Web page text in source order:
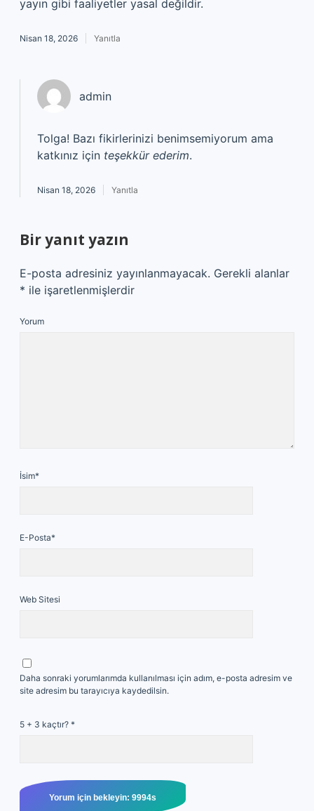
yayın gibi faaliyetler yasal değildir.
Nisan 18, 2026 Yanıtla
admin
Tolga! Bazı fikirlerinizi benimsemiyorum ama
katkınız için teşekkür ederim.
Nisan 18, 2026 Yanıtla
Bir yanıt yazın
E-posta adresiniz yayınlanmayacak. Gerekli alanlar
* ile işaretlenmişlerdir
Yorum
İsim*
E-Posta*
Web Sitesi
Daha sonraki yorumlarımda kullanılması için adım, e-posta adresim ve
site adresim bu tarayıcıya kaydedilsin.
5 + 3 kaçtır? *